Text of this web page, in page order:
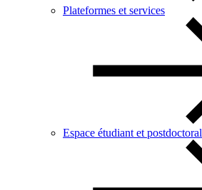
Plateformes et services
Espace étudiant et postdoctoral